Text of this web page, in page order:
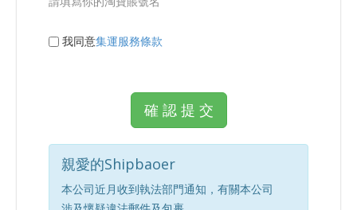
我同意集運服務條款
確 認 提 交
親愛的Shipbaoer
本公司近月收到執法部門通知，有關本公司